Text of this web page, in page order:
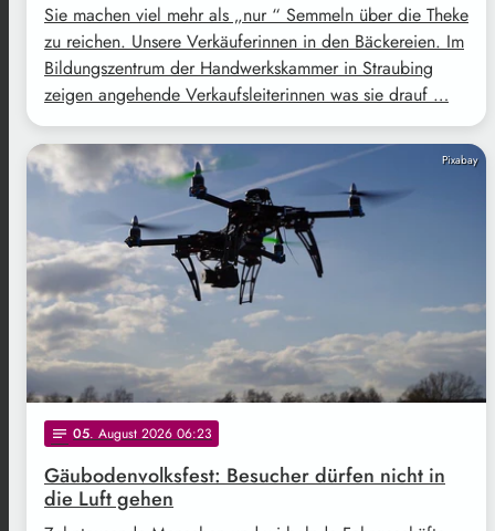
Sie machen viel mehr als „nur “ Semmeln über die Theke
zu reichen. Unsere Verkäuferinnen in den Bäckereien. Im
Bildungszentrum der Handwerkskammer in Straubing
zeigen angehende Verkaufsleiterinnen was sie drauf …
Pixabay
notes 05. August 2026 06:23
Gäubodenvolksfest: Besucher dürfen nicht in
die Luft gehen